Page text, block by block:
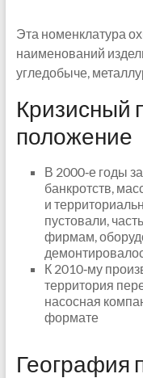
Эта номенклатура
наименований
угледобыче,
Кризисный
положение
В 2000‑е годы
банкротств,
и
пустовали,
фирмам,
К 2010‑му
территория
насосная
формате
География